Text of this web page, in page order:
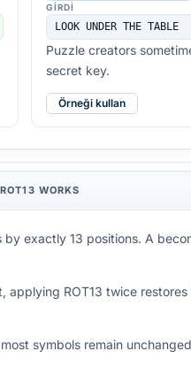
GIRDI
LOOK UNDER THE TABLE
Puzzle creators
secret key.
Örneği kullan
WORKS
exactly 13 positions. A
ROT13 twice
symbols remain